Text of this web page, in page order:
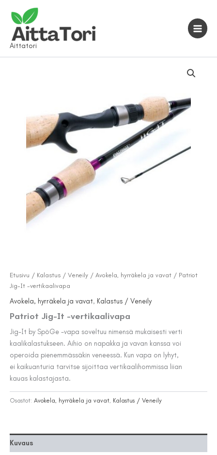
sisältöön
Aittatori
Etusivu / Kalastus / Veneily / Avokela, hyrräkela ja vavat / Patriot
Jig-It -vertikaalivapa
Avokela, hyrräkela ja vavat, Kalastus / Veneily
Patriot Jig-It -vertikaalivapa
Jig-It by SpöGe -vapa soveltuu nimensä mukaisesti verti
kaalikalastukseen. Aihio on napakka ja vavan kanssa voi
operoida pienemmässäkin veneessä. Kun vapa on lyhyt,
ei kaikuanturia tarvitse sijoittaa vertikaalihommissa liian
kauas kalastajasta.
Osastot: Avokela, hyrräkela ja vavat Kalastus / Veneily
Kuvaus